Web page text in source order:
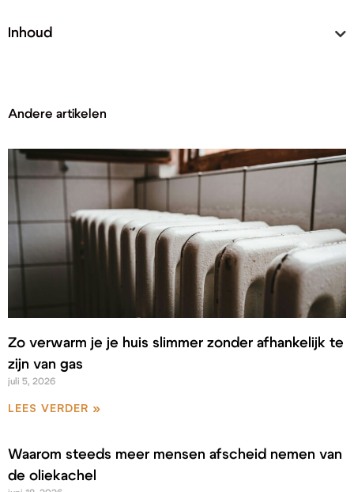
Inhoud
Andere artikelen
Zo verwarm je je huis slimmer zonder afhankelijk te
zijn van gas
juli 5, 2026
LEES VERDER »
Waarom steeds meer mensen afscheid nemen van
de oliekachel